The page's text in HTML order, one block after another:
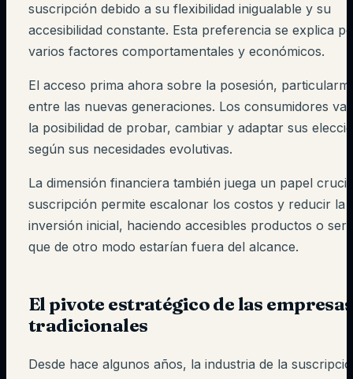
suscripción debido a su flexibilidad inigualable y su
accesibilidad constante. Esta preferencia se explica
varios factores comportamentales y económicos.
El acceso prima ahora sobre la posesión,
entre las nuevas generaciones. Los consumidores
la posibilidad de probar, cambiar y adaptar sus
según sus necesidades evolutivas.
La dimensión financiera también juega un papel
suscripción permite escalonar los costos y reducir la
inversión inicial, haciendo accesibles productos o
que de otro modo estarían fuera del alcance.
El pivote estratégico de las empresas
tradicionales
Desde hace algunos años, la industria de la